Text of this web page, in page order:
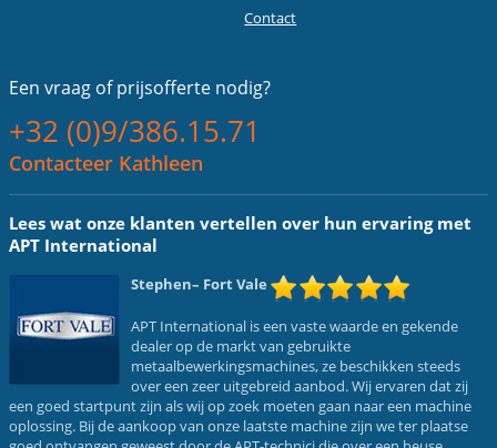
Contact
Een vraag ofprijsofferte nodig?
+32 (0)9/386.15.71
Contacteer Kathleen
Lees wat onze klanten vertellen over hun ervaring met
APT International
Stephen– Fort Vale
APT International is een vaste waarde en gekende
dealer op de markt van gebruikte
metaalbewerkingsmachines, ze beschikken steeds
over een zeer uitgebreid aanbod. Wij ervaren dat zij
een goed startpunt zijn als wij op zoek moeten gaan naar een machine
oplossing. Bij de aankoop van onze laatste machine zijn we ter plaatse